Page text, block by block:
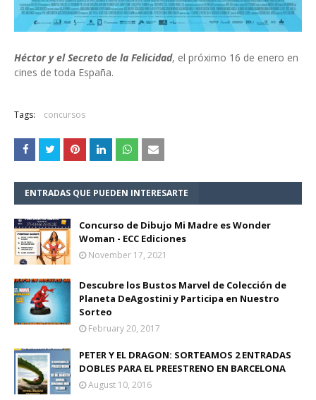
Héctor y el Secreto de la Felicidad, el próximo 16 de enero en
cines de toda España.
Tags: concursos
ENTRADAS QUE PUEDEN INTERESARTE
Concurso de Dibujo Mi Madre es Wonder
Woman - ECC Ediciones
November 17, 2021
Descubre los Bustos Marvel de Colección de
Planeta DeAgostini y Participa en Nuestro
Sorteo
February 20, 2017
PETER Y EL DRAGON: SORTEAMOS 2 ENTRADAS
DOBLES PARA EL PREESTRENO EN BARCELONA
August 10, 2016